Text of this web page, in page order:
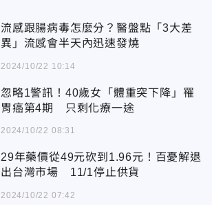
流感跟腸病毒怎麼分？醫盤點「3大差
異」流感會半天內迅速發燒
2024/10/22 10:14
忽略1警訊！40歲女「體重突下降」罹
胃癌第4期 只剩化療一途
2024/10/22 08:31
29年藥價從49元砍到1.96元！百憂解退
出台灣市場 11/1停止供貨
2024/10/22 07:42